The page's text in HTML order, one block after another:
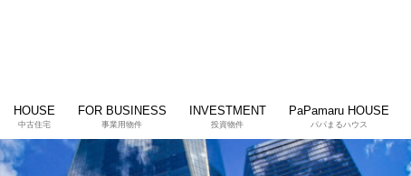
HOUSE
中古住宅
FOR BUSINESS
事業用物件
INVESTMENT
投資物件
PaPamaru HOUSE
パパまるハウス